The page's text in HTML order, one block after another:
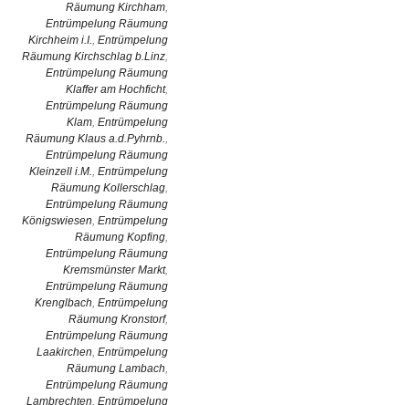
Räumung Kirchham,
Entrümpelung Räumung
Kirchheim i.I., Entrümpelung
Räumung Kirchschlag b.Linz,
Entrümpelung Räumung
Klaffer am Hochficht,
Entrümpelung Räumung
Klam, Entrümpelung
Räumung Klaus a.d.Pyhrnb.,
Entrümpelung Räumung
Kleinzell i.M., Entrümpelung
Räumung Kollerschlag,
Entrümpelung Räumung
Königswiesen, Entrümpelung
Räumung Kopfing,
Entrümpelung Räumung
Kremsmünster Markt,
Entrümpelung Räumung
Krenglbach, Entrümpelung
Räumung Kronstorf,
Entrümpelung Räumung
Laakirchen, Entrümpelung
Räumung Lambach,
Entrümpelung Räumung
Lambrechten, Entrümpelung